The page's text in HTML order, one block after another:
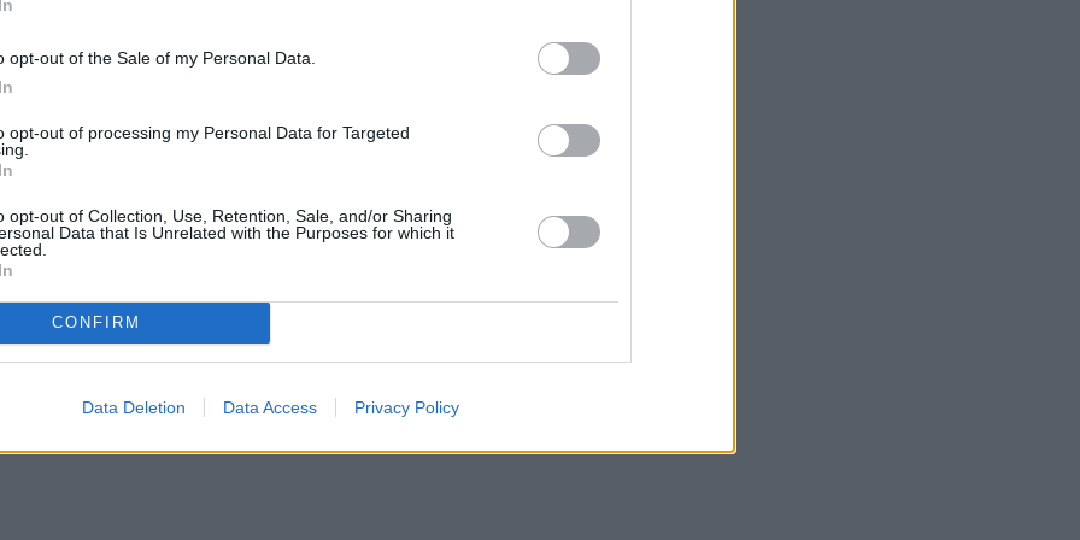
opt-out of the Sale of my Personal Data.
opt-out of processing my Personal Data for Targeted
opt-out of Collection, Use, Retention, Sale, and/or Sharing
Data that Is Unrelated with the Purposes for which it
CONFIRM
Data Deletion Data Access Privacy Policy
(avoinna ma–to klo 8.30–13.30, pe–su 16.30) [
] on ainoita
jotka sijaitsevat keskustan ulkopuolella. Tänne on paras tulla pyörällä tai
2 tai 333, tai sitten sinne voi suhteellisen nopeasti myös kävellä. Tämä
mausoleumi valmistui vuonna 520, ja sen sisätilojen koristeisiin voi
Runoilija Danteen liittyviä nähtävyyksiä
ilmoituksen jälkeen